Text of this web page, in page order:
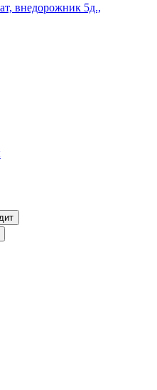
внедорожник 5д.,